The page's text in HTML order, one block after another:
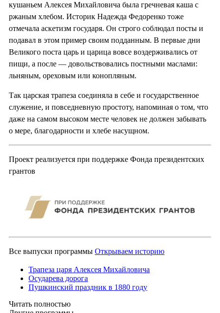
кушаньем Алексея Михайловича была гречневая каша с
ржаным хлебом. Историк Надежда Федоренко тоже
отмечала аскетизм государя. Он строго соблюдал посты и
подавал в этом пример своим подданным. В первые дни
Великого поста царь и царица вовсе воздерживались от
пищи, а после — довольствовались постными маслами:
льняным, ореховым или конопляным.
Так царская трапеза соединяла в себе и государственное
служение, и повседневную простоту, напоминая о том, что
даже на самом высоком месте человек не должен забывать
о мере, благодарности и хлебе насущном.
Проект реализуется при поддержке Фонда президентских
грантов
Все выпуски программы Открываем историю
Трапеза царя Алексея Михайловича
Осударева дорога
Пушкинский праздник в 1880 году
Читать полностью